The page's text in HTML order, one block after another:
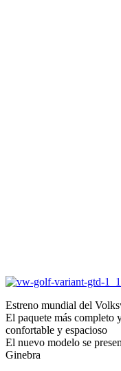
Estreno mundial del
El paquete más completo
confortable y espacioso
El nuevo modelo se
Ginebra